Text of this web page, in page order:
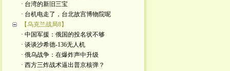
· 台湾的新旧三宝
· 台机电走了，台北故宫博物院呢
【乌克兰战局8】
· 中国军援：俄国的投名状不够
· 谈谈沙希德-136无人机
· 俄乌战争：在爆炸声中升级
· 西方三炸战术逼出普京核弹？